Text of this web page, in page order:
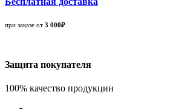
при заказе от 3 000₽
Защита покупателя
100% качество продукции